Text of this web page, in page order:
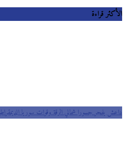
الأكثر قراءة
داعش يفجر جسورا شمالي الرقة وقوات سوريا